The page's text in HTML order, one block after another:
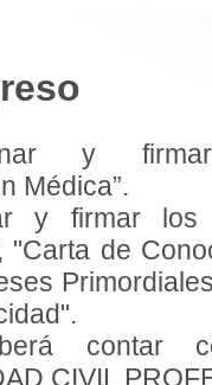
y
Médica”.
y firmar los
"Carta de
contar
CIVIL